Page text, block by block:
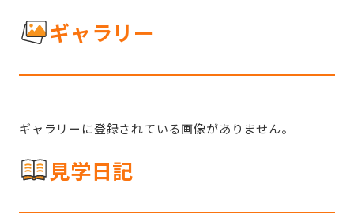
ギャラリー
ギャラリーに登録されている画像がありません。
見学日記